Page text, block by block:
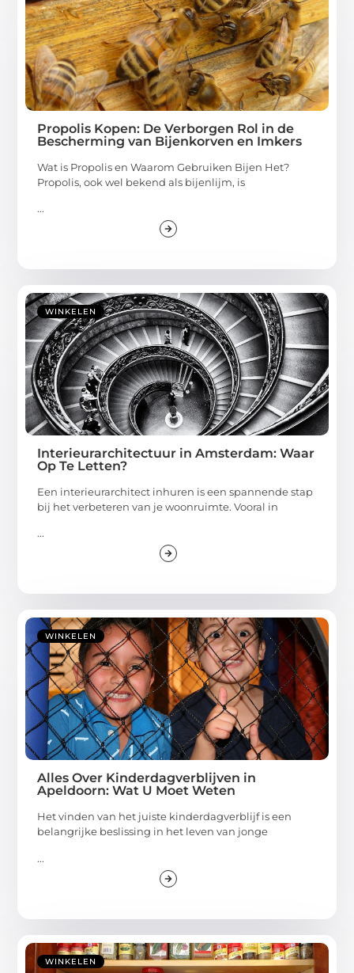
Propolis Kopen: De Verborgen Rol in de
Bescherming van Bijenkorven en Imkers
Wat is Propolis en Waarom Gebruiken Bijen Het?
Propolis, ook wel bekend als bijenlijm, is
...
WINKELEN
Interieurarchitectuur in Amsterdam: Waar
Op Te Letten?
Een interieurarchitect inhuren is een spannende stap
bij het verbeteren van je woonruimte. Vooral in
...
WINKELEN
Alles Over Kinderdagverblijven in
Apeldoorn: Wat U Moet Weten
Het vinden van het juiste kinderdagverblijf is een
belangrijke beslissing in het leven van jonge
...
WINKELEN